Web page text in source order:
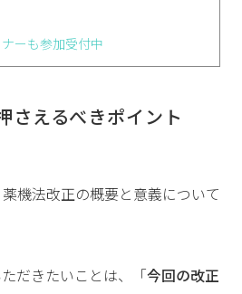
ーも参加受付中
さえるべきポイント
機法改正の概要と意義について
だきたいことは、「今回の改正